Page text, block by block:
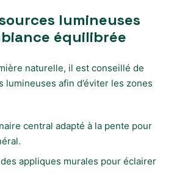
lumineuses
équilibrée
naturelle, il est conseillé de
afin d’éviter les zones
central adapté à la pente pour
appliques murales pour éclairer